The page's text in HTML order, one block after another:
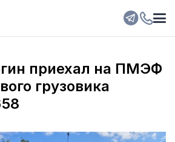
приехал на ПМЭФ
грузовика